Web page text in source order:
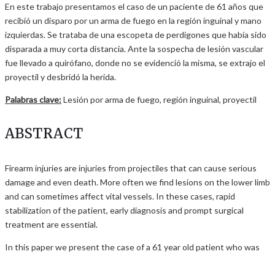
En este trabajo presentamos el caso de un paciente de 61 años que
recibió un disparo por un arma de fuego en la región inguinal y mano
izquierdas. Se trataba de una escopeta de perdigones que había sido
disparada a muy corta distancia. Ante la sospecha de lesión vascular
fue llevado a quirófano, donde no se evidenció la misma, se extrajo el
proyectil y desbridó la herida.
Palabras clave:Lesión por arma de fuego, región inguinal, proyectil
ABSTRACT
Firearm injuries are injuries from projectiles that can cause serious
damage and even death. More often we find lesions on the lower limb
and can sometimes affect vital vessels. In these cases, rapid
stabilization of the patient, early diagnosis and prompt surgical
treatment are essential.
In this paper we present the case of a 61 year old patient who was